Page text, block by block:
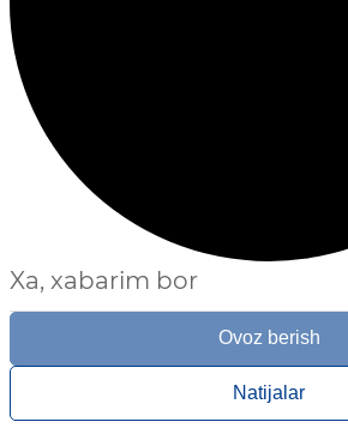
Xa, xabarim bor
Ovoz berish
Natijalar